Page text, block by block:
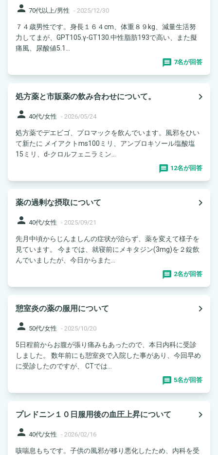
person 70代以上/男性 - 2025/12/30
７４歳男性です。身長１６４cm、体重８９kg、減量生活努
力してまが、GPT105.γ-GT130.中性脂肪193で高い、また擬
痛風、尿酸値5.1...
7名が回答
処方薬と市販薬の飲み合わせについて。
navigate_next
person 40代/女性 - 2026/05/24
処方薬でデエビゴ、プロマックを飲んでいます。風邪をひい
て新たに メイアクトms100ミリ、アンブロキソール塩酸塩
15ミリ、d-クロルフェニラミン...
12名が回答
薬の過剰な摂取について
navigate_next
person 40代/女性 - 2025/09/21
先月中頃からじんましんの症状が治らず、薬を変えて様子を
見ています。 今までは、就寝前にメキタジン(3mg)を２錠飲
んでいましたが、今日からまた...
2名が回答
憩室炎の薬の服用について
navigate_next
person 50代/女性 - 2025/10/20
5日程前からお腹が張り痛みもあったので、本日内科に受診
しました。 数年前にも憩室炎で入院した事があり、今回早め
に受診したのですが、 CTでは...
5名が回答
プレドニン１０日服用後の血圧上昇について
navigate_next
person 40代/女性 - 2026/02/16
咳喘息もちです。子供の風邪が移り悪化したため、内科を受